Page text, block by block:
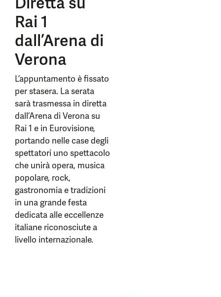
Rai 1
dall’Arena di
Verona
L’appuntamento è fissato
per stasera. La serata
sarà trasmessa in diretta
dall’Arena di Verona su
Rai 1 e in Eurovisione,
portando nelle case degli
spettatori uno spettacolo
che unirà opera, musica
popolare, rock,
gastronomia e tradizioni
in una grande festa
dedicata alle eccellenze
italiane riconosciute a
livello internazionale.